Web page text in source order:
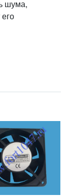
шума,